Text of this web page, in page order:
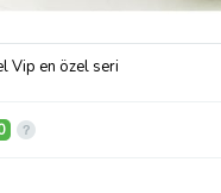
Vip en özel seri